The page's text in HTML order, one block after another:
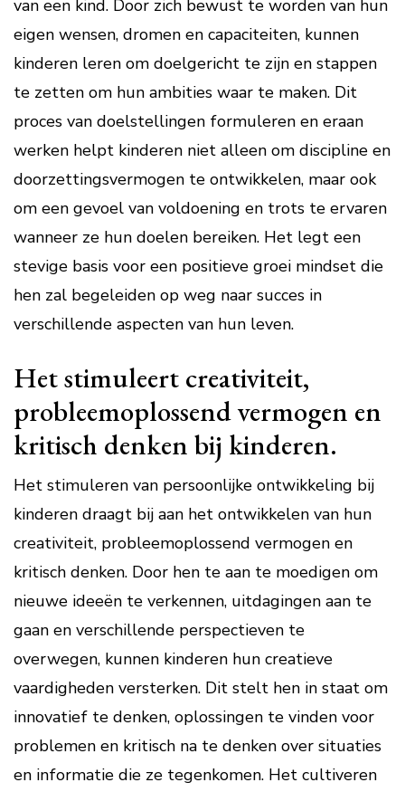
van een kind. Door zich bewust te worden van hun
eigen wensen, dromen en capaciteiten, kunnen
kinderen leren om doelgericht te zijn en stappen
te zetten om hun ambities waar te maken. Dit
proces van doelstellingen formuleren en eraan
werken helpt kinderen niet alleen om discipline en
doorzettingsvermogen te ontwikkelen, maar ook
om een gevoel van voldoening en trots te ervaren
wanneer ze hun doelen bereiken. Het legt een
stevige basis voor een positieve groei mindset die
hen zal begeleiden op weg naar succes in
verschillende aspecten van hun leven.
Het stimuleert creativiteit,
probleemoplossend vermogen en
kritisch denken bij kinderen.
Het stimuleren van persoonlijke ontwikkeling bij
kinderen draagt bij aan het ontwikkelen van hun
creativiteit, probleemoplossend vermogen en
kritisch denken. Door hen te aan te moedigen om
nieuwe ideeën te verkennen, uitdagingen aan te
gaan en verschillende perspectieven te
overwegen, kunnen kinderen hun creatieve
vaardigheden versterken. Dit stelt hen in staat om
innovatief te denken, oplossingen te vinden voor
problemen en kritisch na te denken over situaties
en informatie die ze tegenkomen. Het cultiveren